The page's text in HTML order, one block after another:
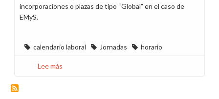
incorporaciones o plazas de tipo “Global” en el caso de
EMyS.
calendario laboral Jornadas horario
Lee más